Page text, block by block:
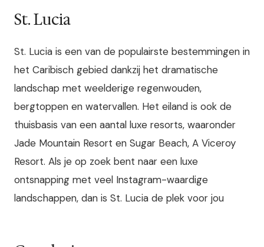
St. Lucia
St. Lucia is een van de populairste bestemmingen in
het Caribisch gebied dankzij het dramatische
landschap met weelderige regenwouden,
bergtoppen en watervallen. Het eiland is ook de
thuisbasis van een aantal luxe resorts, waaronder
Jade Mountain Resort en Sugar Beach, A Viceroy
Resort. Als je op zoek bent naar een luxe
ontsnapping met veel Instagram-waardige
landschappen, dan is St. Lucia de plek voor jou